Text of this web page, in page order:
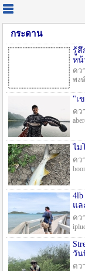
กระดาน
รู้สึ
หน้
คว
พง
"เ
คว
ไม
คว
แล
คว
วัน
คว